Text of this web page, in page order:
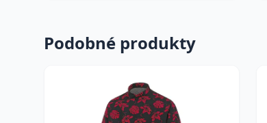
Podobné produkty